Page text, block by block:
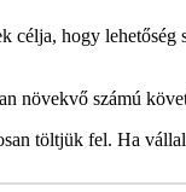
célja, hogy
növekvő számú
töltjük fel. Ha